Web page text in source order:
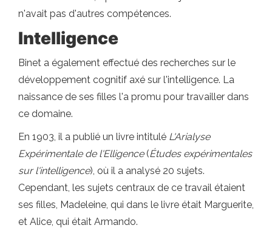
n'avait pas d'autres compétences.
Intelligence
Binet a également effectué des recherches sur le
développement cognitif axé sur l'intelligence. La
naissance de ses filles l'a promu pour travailler dans
ce domaine.
En 1903, il a publié un livre intitulé L'Arialyse
Expérimentale de l'Elligence(Études expérimentales
sur l'intelligence), où il a analysé 20 sujets.
Cependant, les sujets centraux de ce travail étaient
ses filles, Madeleine, qui dans le livre était Marguerite,
et Alice, qui était Armando.